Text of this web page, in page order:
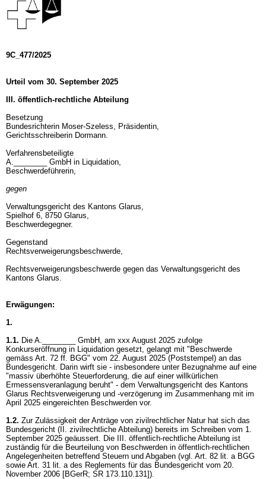
9C_477/2025
Urteil vom 30. September 2025
III. öffentlich-rechtliche Abteilung
Besetzung
Bundesrichterin Moser-Szeless, Präsidentin,
Gerichtsschreiberin Dormann.
Verfahrensbeteiligte
A.________ GmbH in Liquidation,
Beschwerdeführerin,
gegen
Verwaltungsgericht des Kantons Glarus,
Spielhof 6, 8750 Glarus,
Beschwerdegegner.
Gegenstand
Rechtsverweigerungsbeschwerde,
Rechtsverweigerungsbeschwerde gegen das Verwaltungsgericht des
Kantons Glarus.
Erwägungen:
1.
1.1. Die A.________ GmbH, am xxx August 2025 zufolge
Konkurseröffnung in Liquidation gesetzt, gelangt mit "Beschwerde
gemäss Art. 72 ff. BGG" vom 22. August 2025 (Poststempel) an das
Bundesgericht. Darin wirft sie - insbesondere unter Bezugnahme auf eine
"massiv überhöhte Steuerforderung, die auf einer willkürlichen
Ermessensveranlagung beruht" - dem Verwaltungsgericht des Kantons
Glarus Rechtsverweigerung und -verzögerung im Zusammenhang mit im
April 2025 eingereichten Beschwerden vor.
1.2. Zur Zulässigkeit der Anträge von zivilrechtlicher Natur hat sich das
Bundesgericht (II. zivilrechtliche Abteilung) bereits im Schreiben vom 1.
September 2025 geäussert. Die III. öffentlich-rechtliche Abteilung ist
zuständig für die Beurteilung von Beschwerden in öffentlich-rechtlichen
Angelegenheiten betreffend Steuern und Abgaben (vgl. Art. 82 lit. a BGG
sowie Art. 31 lit. a des Reglements für das Bundesgericht vom 20.
November 2006 [BGerR; SR 173.110.131]).